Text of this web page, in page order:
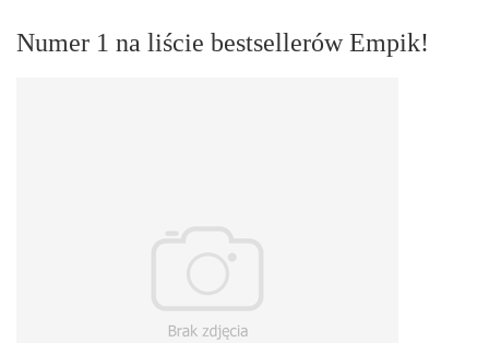
Numer 1 na liście bestsellerów Empik!